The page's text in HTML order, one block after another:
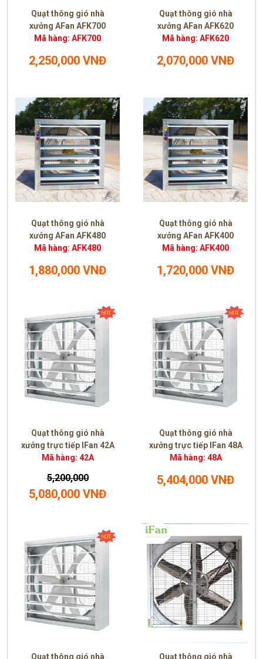
Quạt thông gió nhà
xưởng AFan AFK700
Mã hàng: AFK700
2,250,000 VNĐ
Quạt thông gió nhà
xưởng AFan AFK620
Mã hàng: AFK620
2,070,000 VNĐ
Quạt thông gió nhà
xưởng AFan AFK480
Mã hàng: AFK480
1,880,000 VNĐ
Quạt thông gió nhà
xưởng AFan AFK400
Mã hàng: AFK400
1,720,000 VNĐ
Quạt thông gió nhà
xưởng trực tiếp IFan 42A
Mã hàng: 42A
5,200,000
5,080,000 VNĐ
Quạt thông gió nhà
xưởng trực tiếp IFan 48A
Mã hàng: 48A
5,404,000 VNĐ
Quạt thông gió nhà
Quạt thông gió nhà